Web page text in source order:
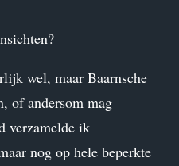
wel, maar Baarnsche
of andersom mag
verzamelde ik
nog op hele beperkte